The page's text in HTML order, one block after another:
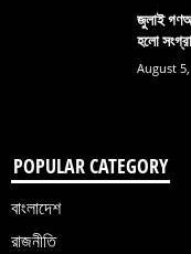
জুলাই
হলো
August
POPULAR CATEGORY
বাংলাদেশ
রাজনীতি